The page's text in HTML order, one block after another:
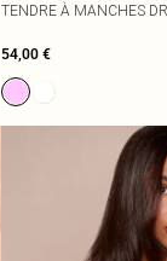
TENDRE À MANCHES
54,00 €